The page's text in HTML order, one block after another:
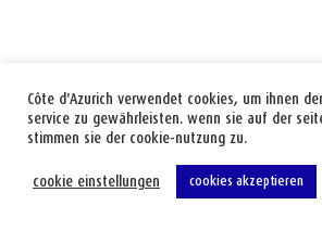
Côte d'Azurich verwendet cookies, um ihnen
service zu gewährleisten. wenn sie auf der
stimmen sie der cookie-nutzung zu.
cookie einstellungen cookies akzeptieren